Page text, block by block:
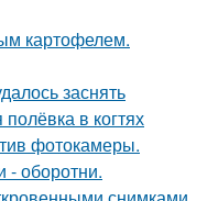
картофелем.
заснять
в когтях
фотокамеры.
- оборотни.